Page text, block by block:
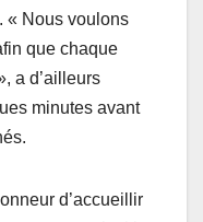
« Nous voulons
que chaque
a d’ailleurs
minutes avant
d’accueillir